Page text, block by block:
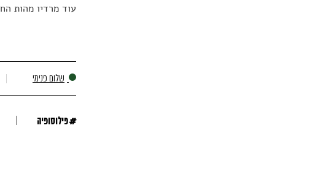
עוד מרדיו מהות
שלום פנימי
#פילוסופיה